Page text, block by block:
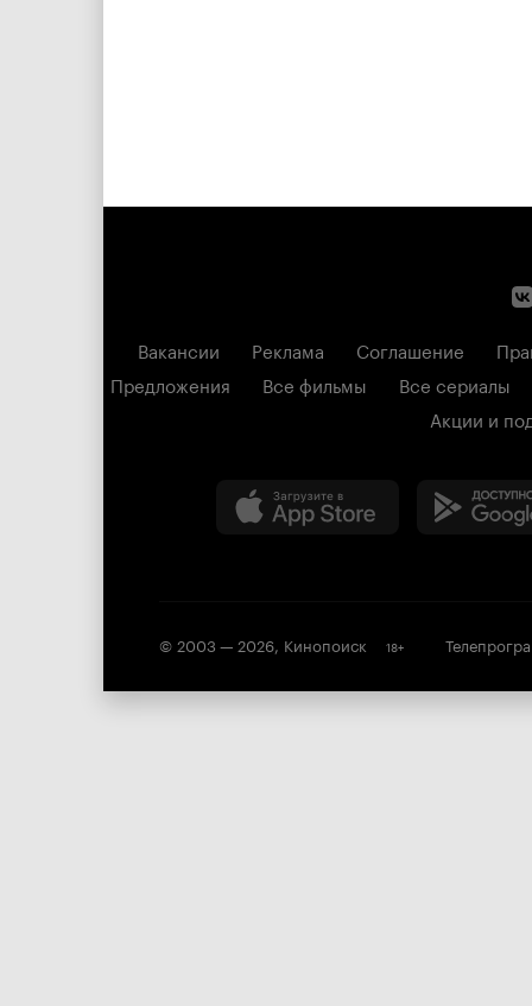
Вакансии Реклама Соглашение
Предложения
Все фильмы
Все сериалы
Акции и
© 2003 — 2026, Кинопоиск 18+